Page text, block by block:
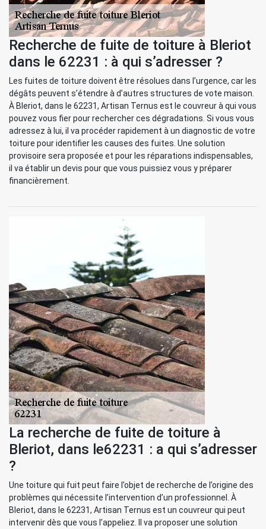
Recherche de fuite de toiture à Bleriot
dans le 62231 : à qui s’adresser ?
Les fuites de toiture doivent être résolues dans l’urgence, car les
dégâts peuvent s’étendre à d’autres structures de vote maison.
À Bleriot, dans le 62231, Artisan Ternus est le couvreur à qui vous
pouvez vous fier pour rechercher ces dégradations. Si vous vous
adressez à lui, il va procéder rapidement à un diagnostic de votre
toiture pour identifier les causes des fuites. Une solution
provisoire sera proposée et pour les réparations indispensables,
il va établir un devis pour que vous puissiez vous y préparer
financièrement.
La recherche de fuite de toiture à
Bleriot, dans le62231 : a qui s’adresser
?
Une toiture qui fuit peut faire l’objet de recherche de l’origine des
problèmes qui nécessite l’intervention d’un professionnel. À
Bleriot, dans le 62231, Artisan Ternus est un couvreur qui peut
intervenir dès que vous l’appeliez. Il va proposer une solution